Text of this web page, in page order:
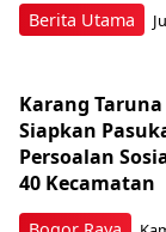
Berita Utama
Karang
Siapkan
Persoalan
40 Kecamatan